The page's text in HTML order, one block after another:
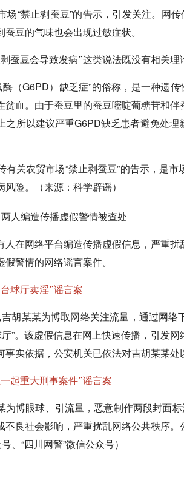
场“禁止剥蚕豆”的告示，引发关注。网
豆的气味也会出现过敏症状。
蚕豆会导致发病”这类说法既没有相关理
G6PD）缺乏症”的俗称，是一种遗传
血。由于蚕豆里的蚕豆嘧啶葡糖苷和
之所以建议严重G6PD缺乏患者避免处
关农贸市场“禁止剥蚕豆”的告示，是市
险。（来源：科学辟谣）
人编造传播虚假警情被查处
人在网络平台编造传播虚假信息，严重
警情的网络谣言案件。
球厅卖淫”谣言案
某某为博取网络关注流量，通过网络
”。该虚假信息在网上快速传播，引发
实依据，公安机关已依法对吉胡某某处
起重大刑事案件”谣言案
眼球、引流量，恶意制作两段封面标
良社会影响，严重扰乱网络公共秩序。
、“四川网警”微信公众号）